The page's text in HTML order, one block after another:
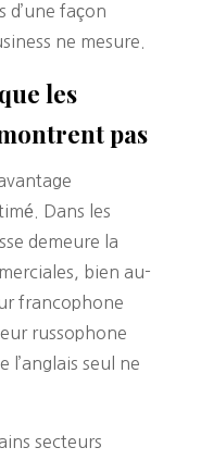
d’une façon
ne mesure.
les
pas
Dans les
demeure la
bien au-
francophone
russophone
l’anglais seul ne
secteurs